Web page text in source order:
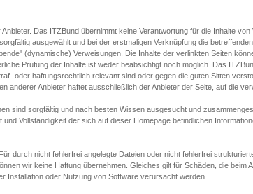
Das ITZBund übernimmt keine Verantwortung für die Inhalte von
ausgewählt und bei der erstmaligen Verknüpfung die
(dynamische) Verweisungen. Die Inhalte der verlinkten Seiten
Prüfung der Inhalte ist weder beabsichtigt noch möglich. Das
oder haftungsrechtlich relevant sind oder gegen die guten Sitten
anderer Anbieter haftet ausschließlich der Anbieter der Seite, auf die
sind sorgfältig und nach besten Wissen ausgesucht und
Vollständigkeit der sich auf dieser Homepage befindlichen
durch nicht fehlerfrei angelegte Dateien oder nicht fehlerfrei
wir keine Haftung übernehmen. Gleiches gilt für Schäden, die beim
Installation oder Nutzung von Software verursacht werden.